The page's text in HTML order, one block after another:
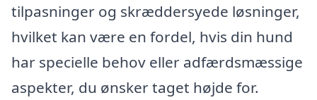
tilpasninger og skræddersyede løsninger,
hvilket kan være en fordel, hvis din hund
har specielle behov eller adfærdsmæssige
aspekter, du ønsker taget højde for.